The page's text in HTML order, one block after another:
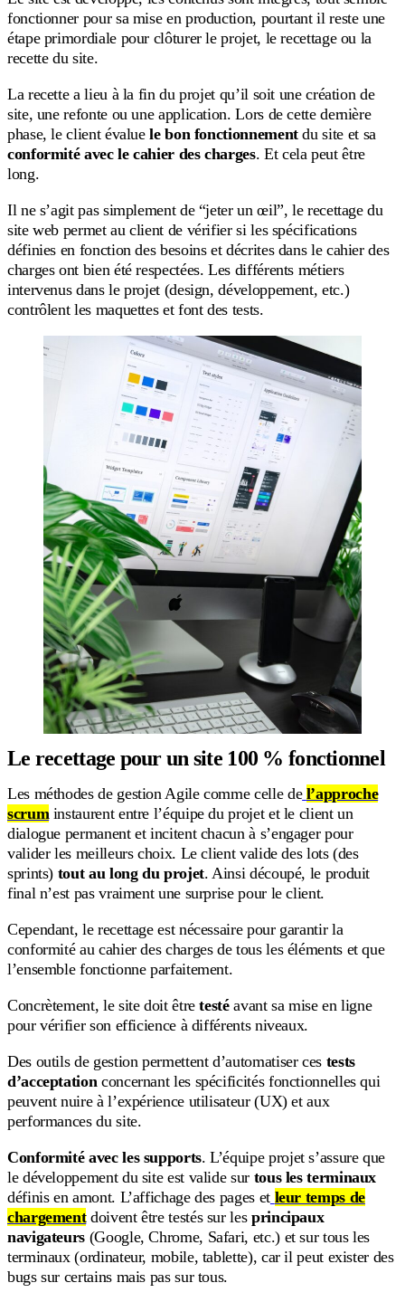
fonctionner pour sa mise en production, pourtant il reste une
étape primordiale pour clôturer le projet, le recettage ou la
recette du site.
La recette a lieu à la fin du projet qu’il soit une création de
site, une refonte ou une application. Lors de cette dernière
phase, le client évaluele bon fonctionnementdu site et sa
conformité avec le cahier des charges. Et cela peut être
long.
Il ne s’agit pas simplement de “jeter un œil”, le recettage du
site web permet au client de vérifier si les spécifications
définies en fonction des besoins et décrites dans le cahier des
charges ont bien été respectées. Les différents métiers
intervenus dans le projet (design, développement, etc.)
contrôlent les maquettes et font des tests.
Le recettage pour un site 100 % fonctionnel
Les méthodes de gestion Agile comme celle de l’approche
scrum instaurent entre l’équipe du projet et le client un
dialogue permanent et incitent chacun à s’engager pour
valider les meilleurs choix. Le client valide des lots (des
sprints) tout au long du projet. Ainsi découpé, le produit
final n’est pas vraiment une surprise pour le client.
Cependant, le recettage est nécessaire pour garantir la
conformité au cahier des charges de tous les éléments et que
l’ensemble fonctionne parfaitement.
Concrètement, le site doit êtretestéavant sa mise en ligne
pour vérifier son efficience à différents niveaux.
Des outils de gestion permettent d’automatiser ces tests
d’acceptation concernant les spécificités fonctionnelles qui
peuvent nuire à l’expérience utilisateur (UX) et aux
performances du site.
Conformité avec les supports. L’équipe projet s’assure que
le développement du site est valide surtous les terminaux
définis en amont. L’affichage des pages et leur temps de
chargementdoivent être testés sur les principaux
navigateurs (Google, Chrome, Safari, etc.) et sur tous les
terminaux (ordinateur, mobile, tablette), car il peut exister des
bugs sur certains mais pas sur tous.